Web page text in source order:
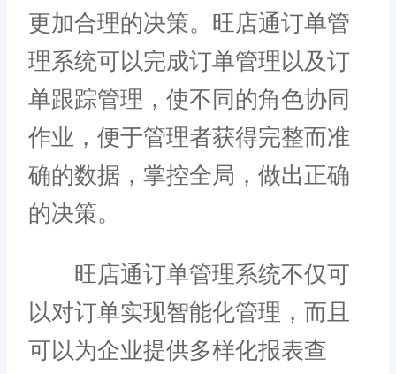
更加合理的决策。旺店通订单管
理系统可以完成订单管理以及订
单跟踪管理，使不同的角色协同
作业，便于管理者获得完整而准
确的数据，掌控全局，做出正确
的决策。
旺店通订单管理系统不仅可
以对订单实现智能化管理，而且
可以为企业提供多样化报表查